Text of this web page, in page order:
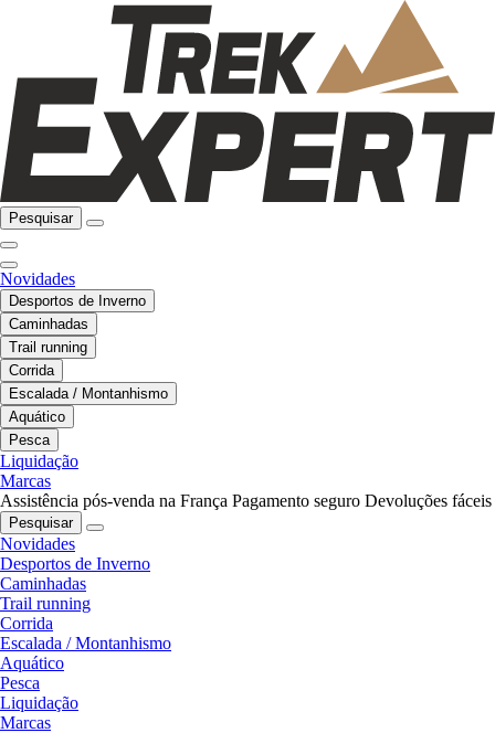
Pesquisar
Novidades
Desportos de Inverno
Caminhadas
Trail running
Corrida
Escalada / Montanhismo
Aquático
Pesca
Liquidação
Marcas
Assistência pós-venda na França Pagamento seguro Devoluções fáceis
Pesquisar
Novidades
Desportos de Inverno
Caminhadas
Trail running
Corrida
Escalada / Montanhismo
Aquático
Pesca
Liquidação
Marcas